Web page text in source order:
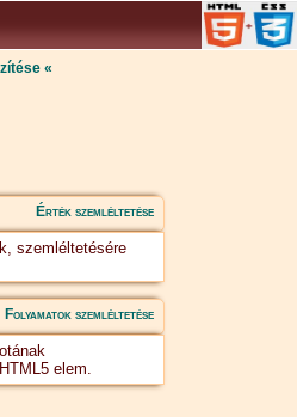
Érték szemléltetése
szemléltetésére
Folyamatok szemléltetése
elem.